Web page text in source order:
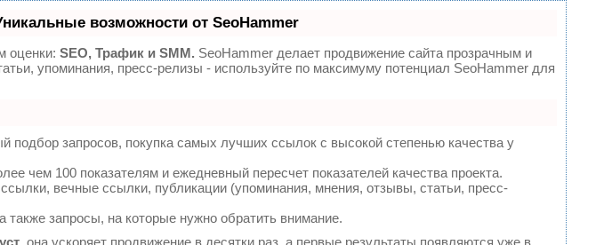
возможности от SeoHammer
оценки: SEO, Трафик и SMM. SeoHammer делает продвижение сайта прозрачным и
упоминания, пресс-релизы - используйте по максимуму потенциал SeoHammer для
подбор запросов, покупка самых лучших ссылок с высокой степенью качества у
чем 100 показателям и ежедневный пересчет показателей качества проекта.
вечные ссылки, публикации (упоминания, мнения, отзывы, статьи, пресс-
запросы, на которые нужно обратить внимание.